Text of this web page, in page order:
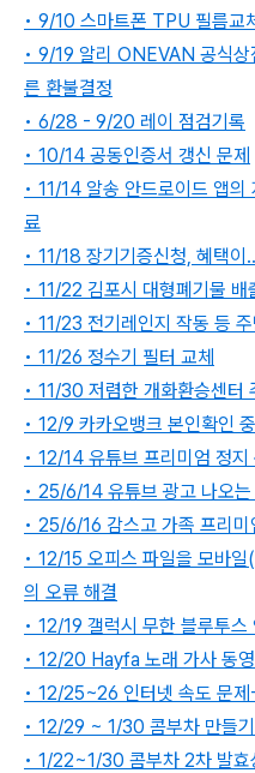
• 9/10 스마트폰 TPU 필름교
• 9/19 알리 ONEVAN 공식상
른 환불결정
• 6/28 - 9/20 레이 점검기록
• 10/14 공동인증서 갱신 문제
• 11/14 알송 안드로이드 앱
료
• 11/18 장기기증신청, 혜택이
• 11/22 김포시 대형폐기물 배
• 11/23 전기레인지 작동 등 주
• 11/26 정수기 필터 교체
• 11/30 저렴한 개화환승센터
• 12/9 카카오뱅크 본인확인
• 12/14 유튜브 프리미엄 정
• 25/6/14 유튜브 광고 나오는
• 25/6/16 감스고 가족 프리미
• 12/15 오피스 파일을 모바
의 오류 해결
• 12/19 갤럭시 무한 블루투스
• 12/20 Hayfa 노래 가사 동
• 12/25~26 인터넷 속도 문제
• 12/29 ~ 1/30 콤부차 만들기
• 1/22~1/30 콤부차 2차 발